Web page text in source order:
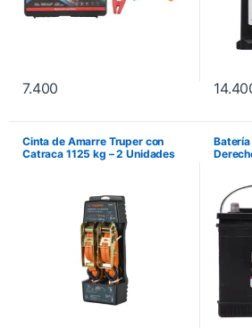
7.400
Cinta de Amarre Truper con
Catraca 1125 kg – 2 Unidades